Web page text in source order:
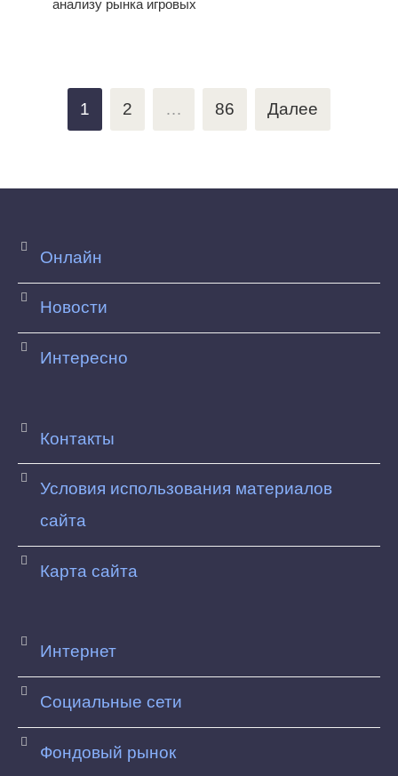
анализу рынка игровых
Пагинация
записей
1 2 … 86 Далее
Онлайн
Новости
Интересно
Контакты
Условия использования материалов
сайта
Карта сайта
Интернет
Социальные сети
Фондовый рынок